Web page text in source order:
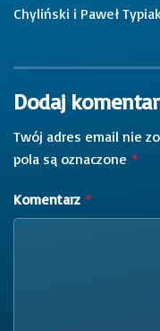
Chyliński i Paweł
Dodaj
Twój adres email nie
pola są oznaczone *
Komentarz *